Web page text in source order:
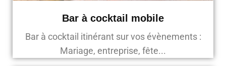
Bar à cocktail mobile
Bar à cocktail itinérant sur vos évènements :
Mariage, entreprise, fête...